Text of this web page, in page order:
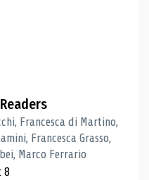
Francesca di Martino,
Francesca Grasso,
Marco Ferrario
8